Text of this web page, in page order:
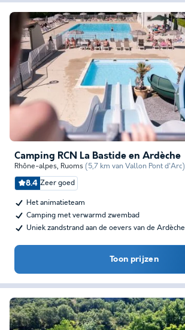
Camping RCN La Bastide en Ardèche
Rhône-alpes, Ruoms (5,7 km van Vallon Pont d'Arc)
8.4 Zeer goed
Het animatieteam
Camping met verwarmd zwembad
Uniek zandstrand aan de oevers van de Ardèche
Toon prijzen